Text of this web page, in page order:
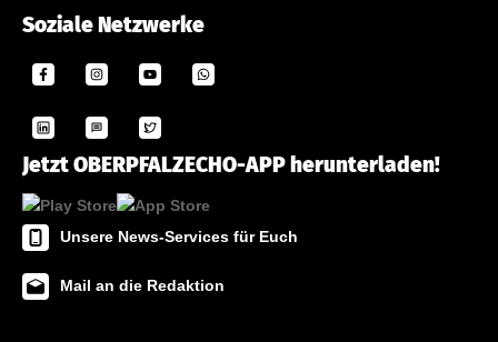
Soziale Netzwerke
Jetzt OBERPFALZECHO-APP herunterladen!
Unsere News-Services für Euch
Mail an die Redaktion